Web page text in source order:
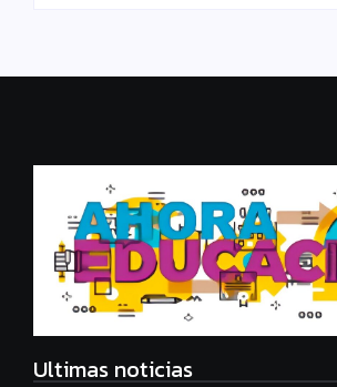
Ultimas noticias